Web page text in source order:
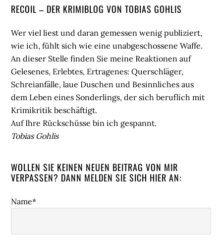
Seitenspalte
RECOIL – DER KRIMIBLOG VON TOBIAS GOHLIS
Wer viel liest und daran gemessen wenig publiziert,
wie ich, fühlt sich wie eine unabgeschossene Waffe.
An dieser Stelle finden Sie meine Reaktionen auf
Gelesenes, Erlebtes, Ertragenes: Querschläger,
Schreianfälle, laue Duschen und Besinnliches aus
dem Leben eines Sonderlings, der sich beruflich mit
Krimikritik beschäftigt.
Auf Ihre Rückschüsse bin ich gespannt.
Tobias Gohlis
WOLLEN SIE KEINEN NEUEN BEITRAG VON MIR
VERPASSEN? DANN MELDEN SIE SICH HIER AN:
Name*